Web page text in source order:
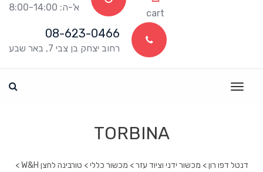
cart
א'-ה: 8:00-14:00
08-623-0466
רחוב יצחק בן צבי 7, באר שבע
TORBINA
דנטל דפו רון > מכשור ידני וציוד עזר > מכשור כללי > טורבינה לחצן W&H
>